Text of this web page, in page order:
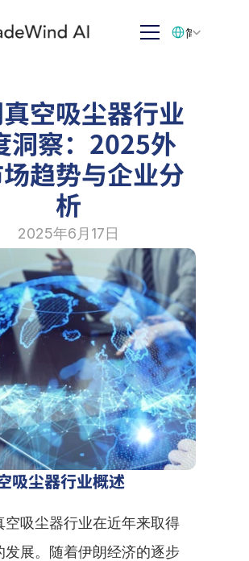
空吸尘器行业
洞察：2025外
趋势与企业分
析
2025年6月17日
吸尘器行业概述
空吸尘器行业在近年来取得
发展。随着伊朗经济的逐步
简体中文